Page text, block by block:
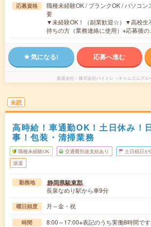
応募資格
職種未経験OK / ブランクOK / パソコン
要
▼未経験OK！（副業歓迎☆）▼高校生
持ちの方（業務連絡に使用）※応募後
気になる! 応募へ進む
派遣会社 株式会社バイトレ（キャムコムグル
未読
高時給！車通勤OK！土日休み！
事！包装・清掃業務
職種未経験OK 交通費別途支給あり 土日祝日が
派遣
勤務地 静岡県駿東郡
長泉なめり駅から車9分
曜日頻度 月～金・祝
時間 8:00～17:00※表記のうち実働8時間です